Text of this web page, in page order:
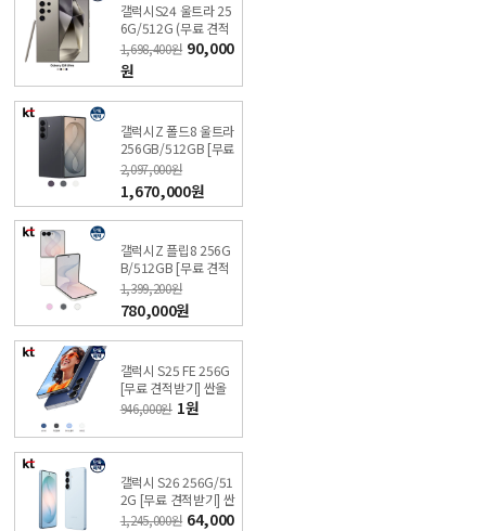
갤럭시S24 울트라 25
6G/512G (무료 견적
받기) KT 온라인샵 싼
올레폰
1,698,400원 90,000
원
갤럭시Z 폴드8 울트라
256GB/512GB [무료
견적받기] 싼올레폰
2,097,000원
1,670,000원
갤럭시Z 플립8 256G
B/512GB [무료 견적
받기] 싼올레폰
1,399,200원
780,000원
갤럭시 S25 FE 256G
[무료 견적받기] 싼올
레폰
946,000원 1원
갤럭시 S26 256G/51
2G [무료 견적받기] 싼
올레폰
1,245,000원 64,000